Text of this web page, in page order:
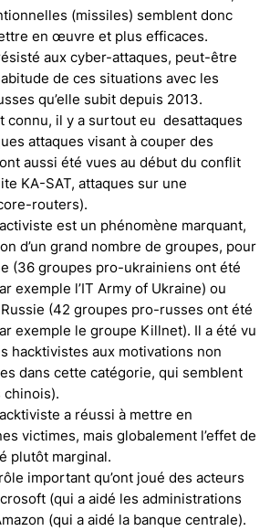
(missiles) semblent donc
en œuvre et plus efficaces.
aux cyber-attaques, peut-être
de ces situations avec les
qu’elle subit depuis 2013.
connu, il y a surtout eu desattaques
attaques visant à couper des
aussi été vues au début du conflit
KA-SAT, attaques sur une
routers).
est un phénomène marquant,
d’un grand nombre de groupes, pour
(36 groupes pro-ukrainiens ont été
exemple l’IT Army of Ukraine) ou
(42 groupes pro-russes ont été
exemple le groupe Killnet). Il a été vu
hacktivistes aux motivations non
dans cette catégorie, qui semblent
a réussi à mettre en
victimes, mais globalement l’effet de
plutôt marginal.
important qu’ont joué des acteurs
(qui a aidé les administrations
(qui a aidé la banque centrale).